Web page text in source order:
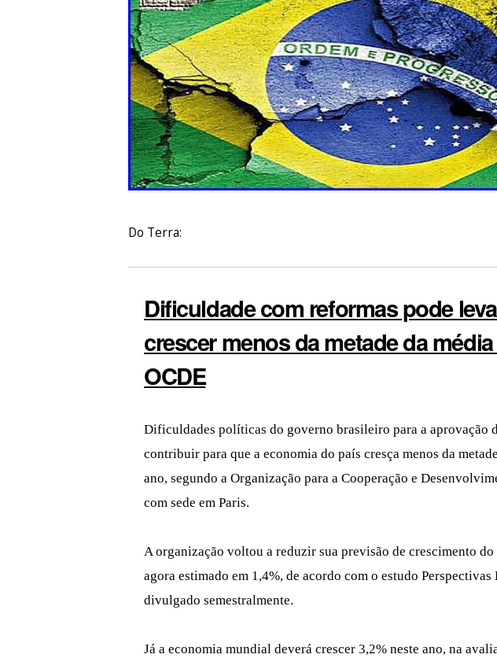
Do Terra:
Dificuldade com reformas pode
crescer menos da metade da
OCDE
Dificuldades políticas do governo brasileiro para a aprovação
contribuir para que a economia do país cresça menos da
ano, segundo a Organização para a Cooperação e
com sede em Paris.
A organização voltou a reduzir sua previsão de crescimento
agora estimado em 1,4%, de acordo com o estudo Perspectivas
divulgado semestralmente.
Já a economia mundial deverá crescer 3,2% neste ano, na